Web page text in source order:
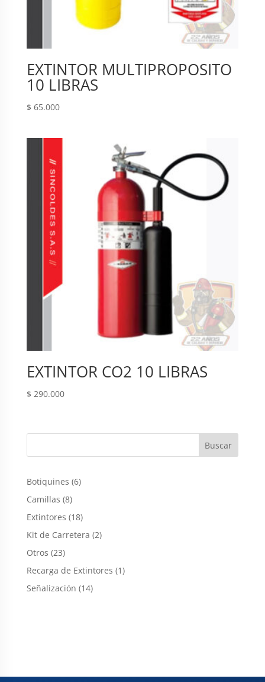
EXTINTOR MULTIPROPOSITO
10 LIBRAS
$ 65.000
EXTINTOR CO2 10 LIBRAS
$ 290.000
Botiquines 66
Camillas 88
productos
Extintores 1818
productos
Kit de Carretera 22
Otros 2323
productos
Recarga de Extintores 11
Señalización 1414